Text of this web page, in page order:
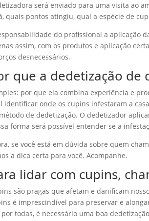
será enviado para uma visita ao
quais pontos atingiu, qual a espécie de
do profissional a aplicação
assim, com os produtos e aplicação
desnecessários.
que a dedetização de
por que ela combina experiência e
identificar onde os cupins infestaram a
de dedetização. O dedetizador
forma será possível entender se a
se você está em dúvida sobre quem
a dica certa para você. Acompanhe.
lidar com cupins,
são pragas que afetam e danificam
é imprescindível para preservar e
por todas, é necessário uma boa